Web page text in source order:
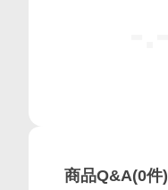
商品Q&A(0件)